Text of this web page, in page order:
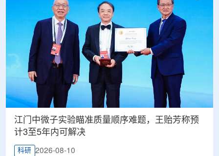
江门中微子实验瞄准质量顺序难题，王贻芳称预
计3至5年内可解决
科研 2026-08-10